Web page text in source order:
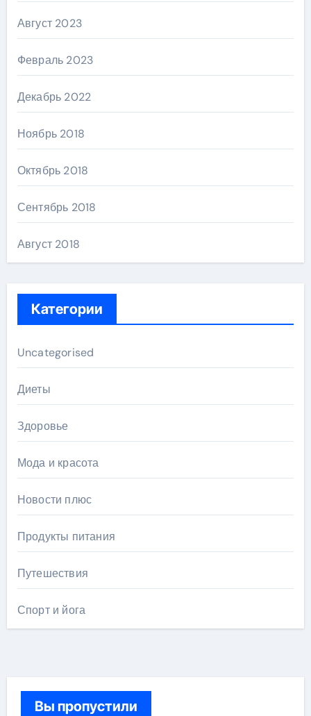
Август 2023
Февраль 2023
Декабрь 2022
Ноябрь 2018
Октябрь 2018
Сентябрь 2018
Август 2018
Категории
Uncategorised
Диеты
Здоровье
Мода и красота
Новости плюс
Продукты питания
Путешествия
Спорт и йога
Вы пропустили